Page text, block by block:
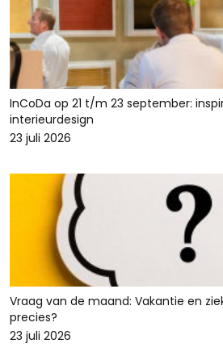
InCoDa op 21 t/m 23 september:
interieurdesign
23 juli 2026
Vraag van de maand: Vakantie en
precies?
23 juli 2026